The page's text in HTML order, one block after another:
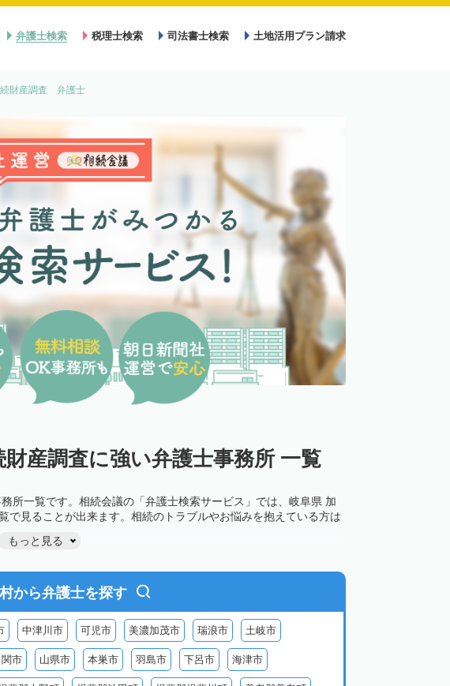
弁護士検索 税理士検索 司法書士検索 土地活用プラン請求
財産調査 弁護士
産調査に強い弁護士事務所 一覧
所一覧です。相続会議の「弁護士検索サービス」では、岐阜県 加
で見ることが出来ます。相続のトラブルやお悩みを抱えている方は
もっと見る
から弁護士を探す
中津川市 可児市 美濃加茂市 瑞浪市 土岐市
関市 山県市 本巣市 羽島市 下呂市 海津市